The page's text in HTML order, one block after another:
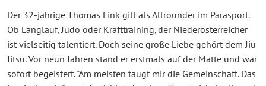
Der 32-jährige Thomas Fink gilt als Allrounder im Parasport.
Ob Langlauf, Judo oder Krafttraining, der Niederösterreicher
ist vielseitig talentiert. Doch seine große Liebe gehört dem Jiu
Jitsu. Vor neun Jahren stand er erstmals auf der Matte und war
sofort begeistert. "Am meisten taugt mir die Gemeinschaft. Das